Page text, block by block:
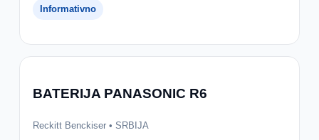
Informativno
BATERIJA PANASONIC R6
Reckitt Benckiser • SRBIJA